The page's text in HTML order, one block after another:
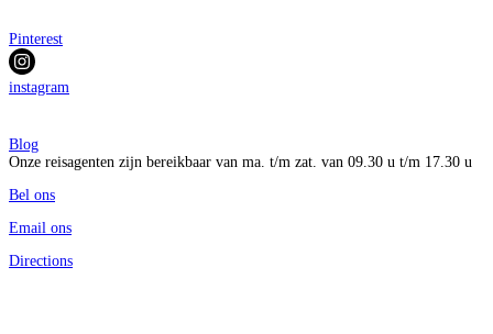
Pinterest
instagram
Blog
Onze reisagenten zijn bereikbaar van ma. t/m zat. van 09.30 u t/m 17.30 u
Bel ons
Email ons
Directions